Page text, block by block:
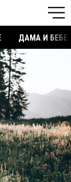
ДАМА И БЕБЕ